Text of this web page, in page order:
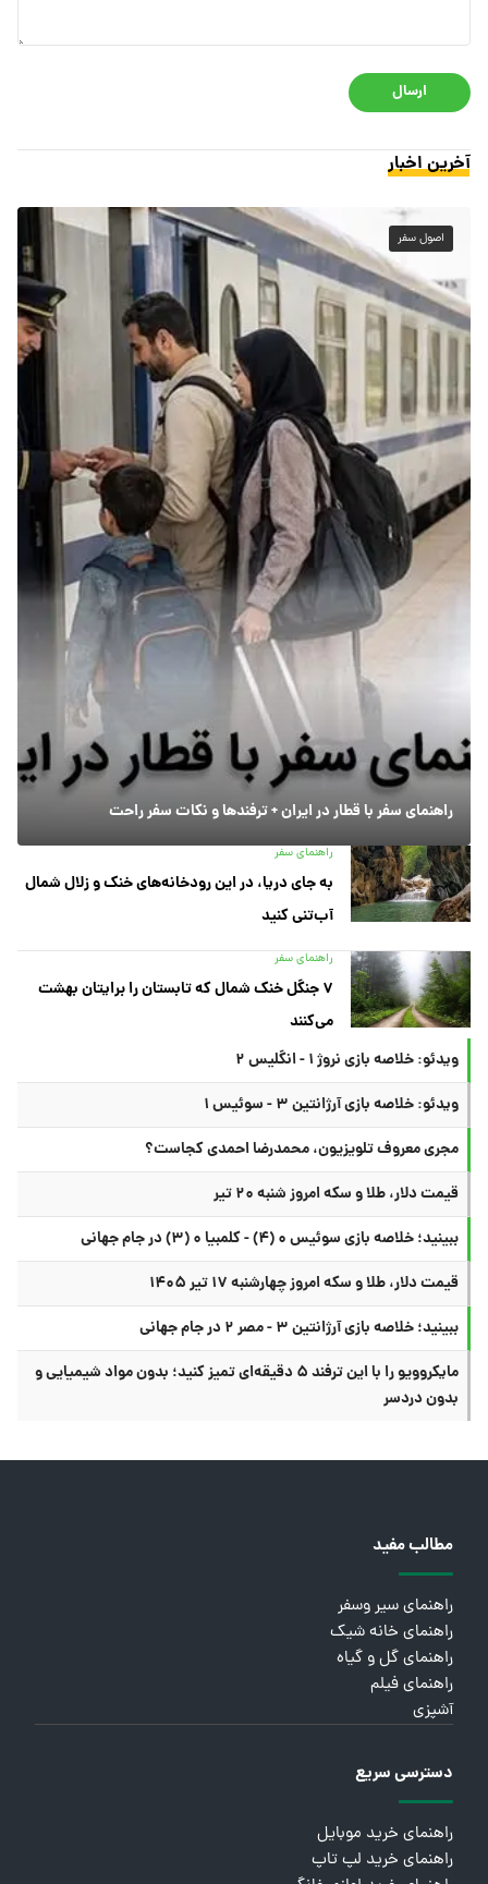
ارسال
آخرین اخبار
اصول سفر
راهنمای سفر با قطار در ایران + ترفندها و نکات سفر راحت
راهنمای سفر
به جای دریا، در این رودخانه‌های خنک و زلال شمال
آب‌تنی کنید
راهنمای سفر
۷ جنگل خنک شمال که تابستان را برایتان بهشت
می‌کنند
ویدئو: خلاصه بازی نروژ ۱ - انگلیس ۲
ویدئو: خلاصه بازی آرژانتین ۳ - سوئیس ۱
مجری معروف تلویزیون، محمدرضا احمدی کجاست؟
قیمت دلار، طلا و سکه امروز شنبه ۲۰ تیر
ببینید؛ خلاصه بازی سوئیس ۰ (۴) - کلمبیا ۰ (۳) در جام جهانی
قیمت دلار، طلا و سکه امروز چهارشنبه ۱۷ تیر ۱۴۰۵
ببینید؛ خلاصه بازی آرژانتین ۳ - مصر ۲ در جام جهانی
مایکروویو را با این ترفند ۵ دقیقه‌ای تمیز کنید؛ بدون مواد شیمیایی و
بدون دردسر
مطالب مفید
راهنمای سیر وسفر
راهنمای خانه شیک
راهنمای گل و گیاه
راهنمای فیلم
آشپزی
دسترسی سریع
راهنمای خرید موبایل
راهنمای خرید لپ تاپ